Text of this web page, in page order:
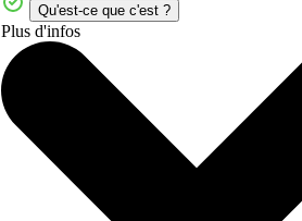
Qu'est-ce que c'est ?
Plus d'infos